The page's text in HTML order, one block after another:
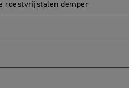
roestvrijstalen demper